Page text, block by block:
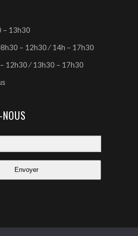
– 13h30
– 12h30 ⁄ 14h – 17h30
12h30 ⁄ 13h30 – 17h30
Envoyer